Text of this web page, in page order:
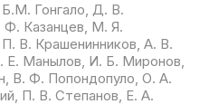
Гонгало, Д. В.
Казанцев, М. Я.
В. Крашенинников, А. В.
Е. Манылов, И. Б. Миронов,
В. Ф. Попондопуло, О. А.
П. В. Степанов, Е. А.